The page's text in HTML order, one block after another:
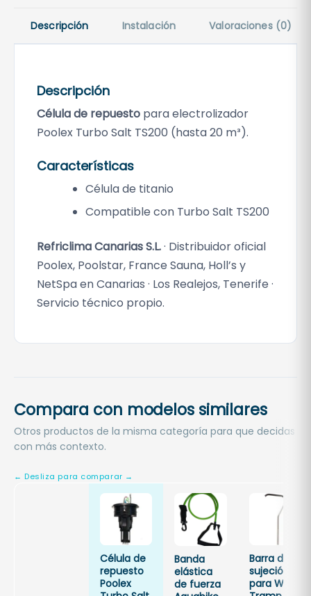
Descripción Instalación Valoraciones (0)
Descripción
Célula de repuesto para electrolizador
Poolex Turbo Salt TS200 (hasta 20 m³).
Características
Célula de titanio
Compatible con Turbo Salt TS200
Refriclima Canarias S.L.· Distribuidor oficial
Poolex, Poolstar, France Sauna, Holl’s y
NetSpa en Canarias · Los Realejos, Tenerife ·
Servicio técnico propio.
Compara con modelos similares
Otros productos de la misma categoría para que decidas
con más contexto.
Célula de
repuesto
Poolex
Banda
elástica
de fuerza
Barra de
sujeción
para Wx-